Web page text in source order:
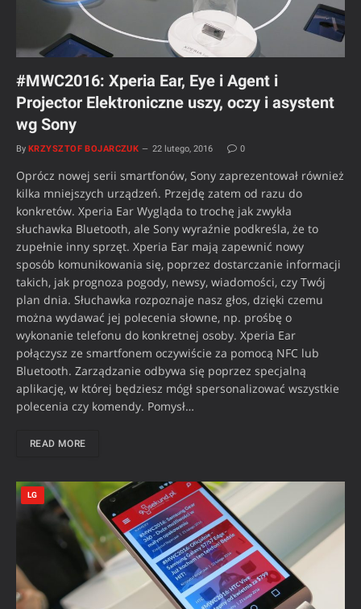
#MWC2016: Xperia Ear, Eye i Agent i
Projector Elektroniczne uszy, oczy i asystent
wg Sony
By KRZYSZTOF BOJARCZUK 22 lutego, 2016 0
Oprócz nowej serii smartfonów, Sony zaprezentował również
kilka mniejszych urządzeń. Przejdę zatem od razu do
konkretów. Xperia Ear Wygląda to trochę jak zwykła
słuchawka Bluetooth, ale Sony wyraźnie podkreśla, że to
zupełnie inny sprzęt. Xperia Ear mają zapewnić nowy
sposób komunikowania się, poprzez dostarczanie informacji
takich, jak prognoza pogody, newsy, wiadomości, czy Twój
plan dnia. Słuchawka rozpoznaje nasz głos, dzięki czemu
można wydawać jej polecenia słowne, np. prośbę o
wykonanie telefonu do konkretnej osoby. Xperia Ear
połączysz ze smartfonem oczywiście za pomocą NFC lub
Bluetooth. Zarządzanie odbywa się poprzez specjalną
aplikację, w której będziesz mógł spersonalizować wszystkie
polecenia czy komendy. Pomysł…
READ MORE
LG